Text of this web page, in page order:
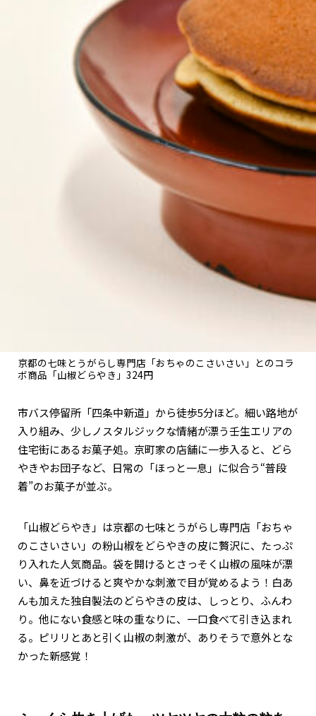
CULTURE
関西で開催。
おすすめの展覧会
誠光社で選びました。
京都の七味とうがらし専門店「おちゃのこさいさい」とのコラ
ボ商品「山椒どらやき」324円
市バス停留所「四条中新道」から徒歩5分ほど。細い路地が
入り組み、少しノスタルジックな情緒が漂う壬生エリアの
住宅街にあるお菓子処。京町家の店舗に一歩入ると、どら
やきやお団子など、日常の「ほっと一息」に似合う“普段
着”のお菓子が並ぶ。
「山椒どらやき」は京都の七味とうがらし専門店「おちゃ
のこさいさい」の粉山椒をどらやきの皮に贅沢に、たっぷ
り入れた人気商品。袋を開けるとさっそく山椒の風味が漂
い、鼻を近づけると爽やかな刺激で目が覚めるよう！白あ
んも加えた独自製法のどらやきの皮は、しっとり、ふんわ
り。他にない食感と味の重なりに、一口食べて引き込まれ
る。ピリリとあと引く山椒の刺激が、ありそうで意外とな
かった新感覚！